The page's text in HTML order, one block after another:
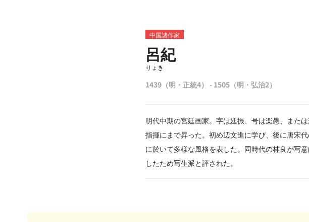
中国諸作家
呂紀
りょき
1439（明・正統4） - 1505（明・弘治2）
明代中期の宮廷画家。字は廷振、号は楽愚、また
指揮にまで昇った。初め辺文進に学び、後に唐宋
に於いて多様な風格を表した。同時代の林良が写
したため写生派と評された。